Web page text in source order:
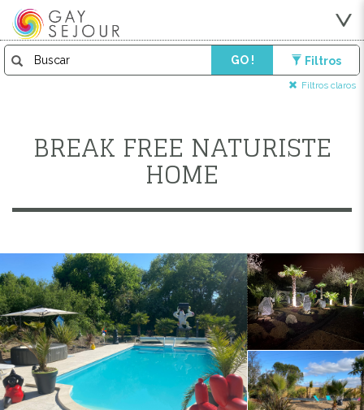
GO ! Filtros
Filtros claros
BREAK FREE NATURISTE
HOME